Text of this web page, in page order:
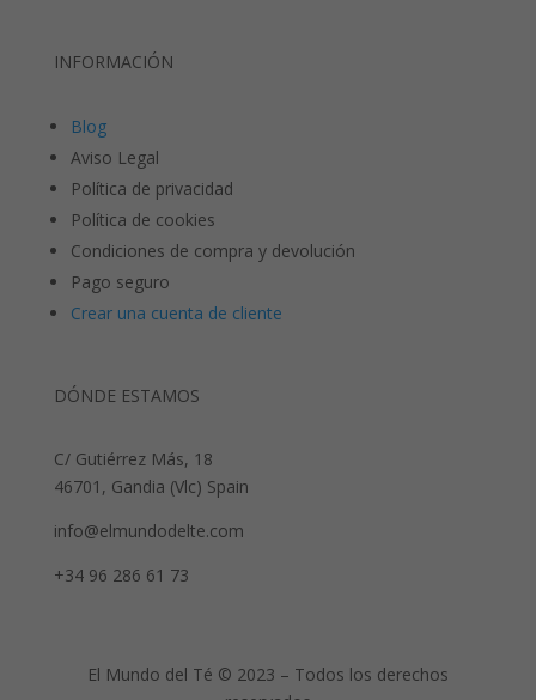
INFORMACIÓN
Blog
Aviso Legal
Política de privacidad
Política de cookies
Condiciones de compra y devolución
Pago seguro
Crear una cuenta de cliente
DÓNDE ESTAMOS
C/ Gutiérrez Más, 18
46701, Gandia (Vlc) Spain
info@elmundodelte.com
+34 96 286 61 73
El Mundo del Té © 2023 – Todos los derechos